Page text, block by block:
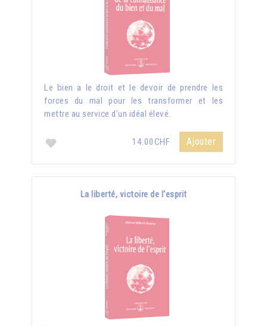
Le bien a le droit et le devoir de prendre les
forces du mal pour les transformer et les
mettre au service d’un idéal élevé.
14.00CHF Ajouter
La liberté, victoire de l'esprit